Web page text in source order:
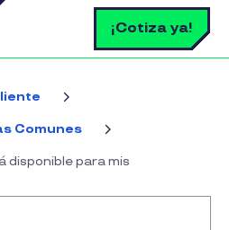
¡Cotiza ya!
Comunes
disponible para mis